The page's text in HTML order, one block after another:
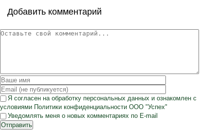
Добавить комментарий
Я согласен на обработку персональных данных и ознакомлен с
условиями Политики конфиденциальности ООО "Успех"
Уведомлять меня о новых комментариях по E-mail
Отправить